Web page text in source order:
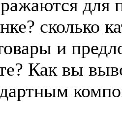
для
сколько
и
Как вы